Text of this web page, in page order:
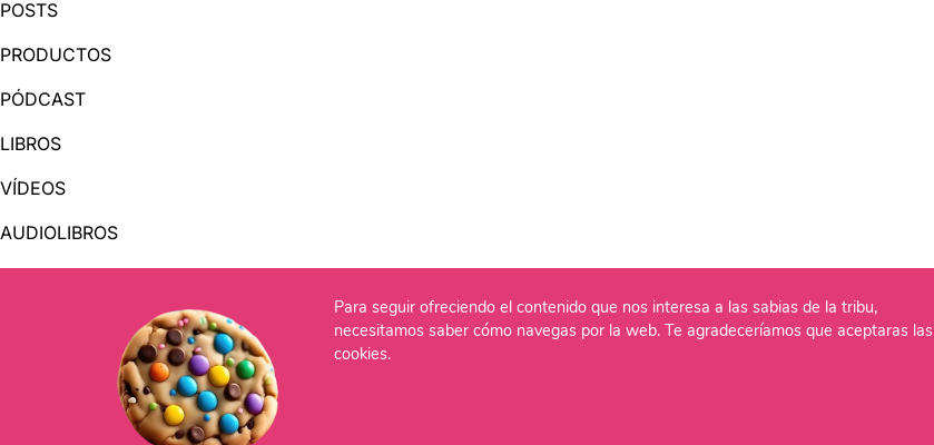
POSTS
PRODUCTOS
PÓDCAST
LIBROS
VÍDEOS
AUDIOLIBROS
OTRAS PÁGINAS
QUIÉNES SOMOS
Para seguir ofreciendo el contenido que nos interesa a las sabias de la tribu,
necesitamos saber cómo navegas por la web. Te agradeceríamos que aceptaras las
cookies.